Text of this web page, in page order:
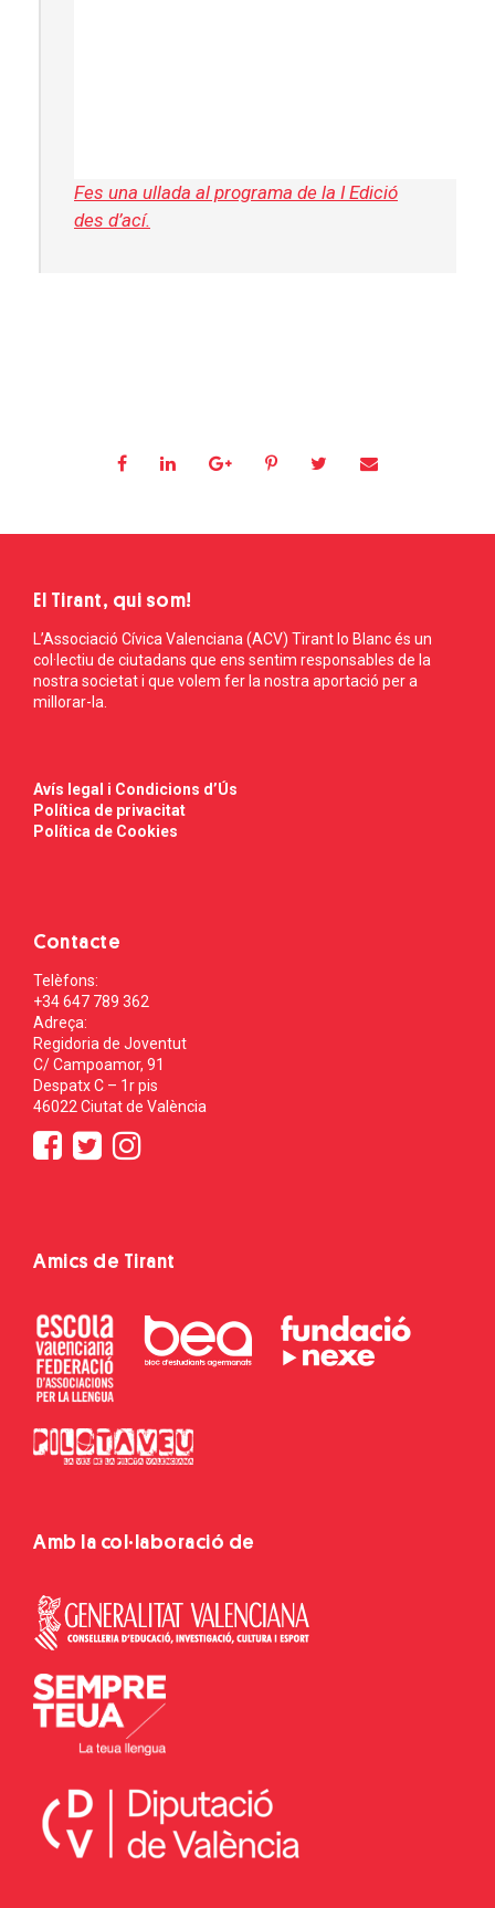
Fes una ullada al programa de la I Edició
des d’ací.
El Tirant, qui som!
L’Associació Cívica Valenciana (ACV) Tirant lo Blanc és un
col·lectiu de ciutadans que ens sentim responsables de la
nostra societat i que volem fer la nostra aportació per a
millorar-la.
Avís legal i Condicions d’Ús
Política de privacitat
Política de Cookies
Contacte
Telèfons:
+34 647 789 362
Adreça:
Regidoria de Joventut
C/ Campoamor, 91
Despatx C – 1r pis
46022 Ciutat de València
Amics de Tirant
Amb la col·laboració de